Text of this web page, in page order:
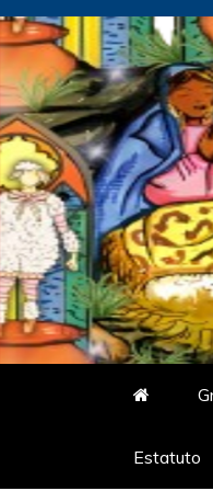
Skip
to
content
O Portal
Estatuto